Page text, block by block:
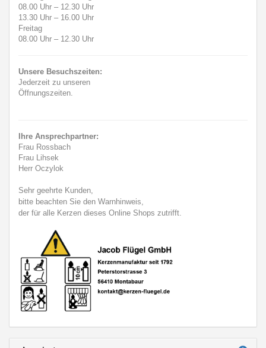
08.00 Uhr – 12.30 Uhr
13.30 Uhr – 16.00 Uhr
Freitag
08.00 Uhr – 12.30 Uhr
Unsere Besuchszeiten:
Jederzeit zu unseren
Öffnungszeiten.
Ihre Ansprechpartner:
Frau Rossbach
Frau Lihsek
Herr Oczylok
Sehr geehrte Kunden,
bitte beachten Sie den Warnhinweis,
der für alle Kerzen dieses Online Shops zutrifft.